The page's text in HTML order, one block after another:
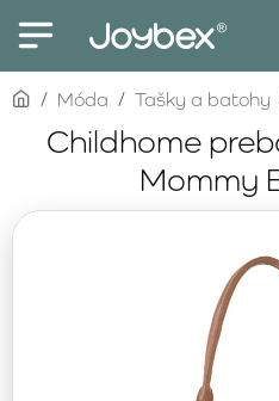
Childhome
Mommy
homeMóda Tašky a batohy